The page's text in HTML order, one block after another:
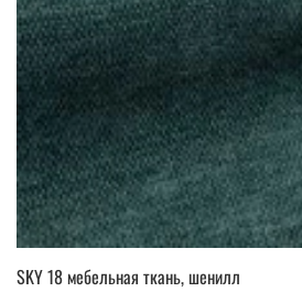
SKY 18 мебельная ткань, шенилл